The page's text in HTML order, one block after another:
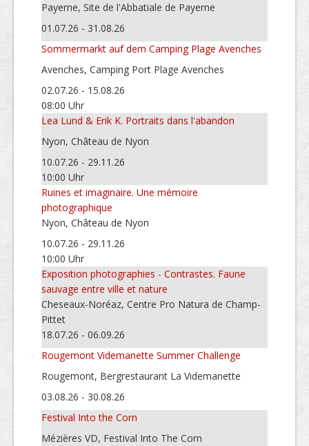
Payerne, Site de l'Abbatiale de Payerne
01.07.26 - 31.08.26
Sommermarkt auf dem Camping Plage Avenches
Avenches, Camping Port Plage Avenches
02.07.26 - 15.08.26
08:00 Uhr
Lea Lund & Erik K. Portraits dans l'abandon
Nyon, Château de Nyon
10.07.26 - 29.11.26
10:00 Uhr
Ruines et imaginaire. Une mémoire
photographique
Nyon, Château de Nyon
10.07.26 - 29.11.26
10:00 Uhr
Exposition photographies - Contrastes. Faune
sauvage entre ville et nature
Cheseaux-Noréaz, Centre Pro Natura de Champ-
Pittet
18.07.26 - 06.09.26
Rougemont Videmanette Summer Challenge
Rougemont, Bergrestaurant La Videmanette
03.08.26 - 30.08.26
Festival Into the Corn
Mézières VD, Festival Into The Corn